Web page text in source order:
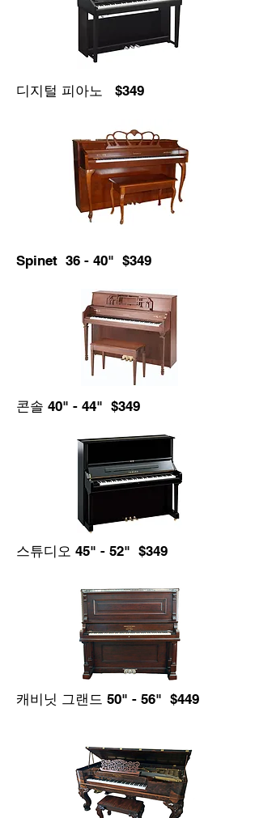
디지털 피아노 $349
Spinet 36 - 40" $349
콘솔 40" - 44" $349
스튜디오 45" - 52" $349
캐비닛 그랜드 50" - 56" $449